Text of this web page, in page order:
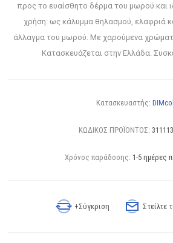
προς το ευαίσθητο δέρμα του μωρού και
χρήση: ως κάλυμμα θηλασμού, ελαφριά
άλλαγμα του μωρού. Με χαρούμενα
Κατασκευάζεται στην Ελλάδα.
Κατασκευαστής: DIMcol
ΚΩΔΙΚΟΣ ΠΡΟΪΟΝΤΟΣ:
Χρόνος παράδοσης: 1-5 ημέρες
+Σύγκριση Στείλτε